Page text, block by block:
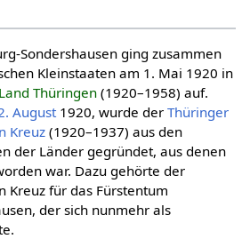
Sondershausen ging zusammen
Kleinstaaten am 1. Mai 1920 in
Land Thüringen(1920–1958) auf.
August1920, wurde der Thüringer
Kreuz(1920–1937) aus den
der Länder gegründet, aus denen
war. Dazu gehörte der
Kreuz für das Fürstentum
der sich nunmehr als